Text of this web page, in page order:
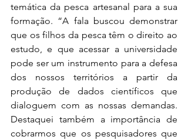
temática da pesca artesanal para a sua
formação. “A fala buscou demonstrar
que os filhos da pesca têm o direito ao
estudo, e que acessar a universidade
pode ser um instrumento para a defesa
dos nossos territórios a partir da
produção de dados científicos que
dialoguem com as nossas demandas.
Destaquei também a importância de
cobrarmos que os pesquisadores que